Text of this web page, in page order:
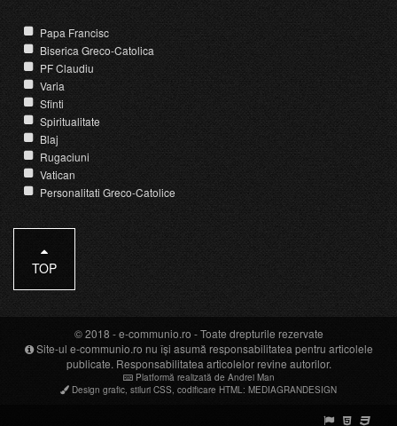
Papa Francisc
Biserica Greco-Catolica
PF Claudiu
Varia
Sfinti
Spiritualitate
Blaj
Rugaciuni
Vatican
Personalitati Greco-Catolice
TOP
© 2018 -e-communio.ro - Toate drepturile rezervate
Site-ul e-communio.ro nu își asumă responsabilitatea pentru articolele
publicate. Responsabilitatea articolelor revine autorilor.
Platformă realizată de Andrei Man
Design grafic, stiluri CSS, codificare HTML: MEDIAGRANDESIGN